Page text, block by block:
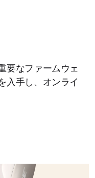
要なファームウェ
入手し、オンライ